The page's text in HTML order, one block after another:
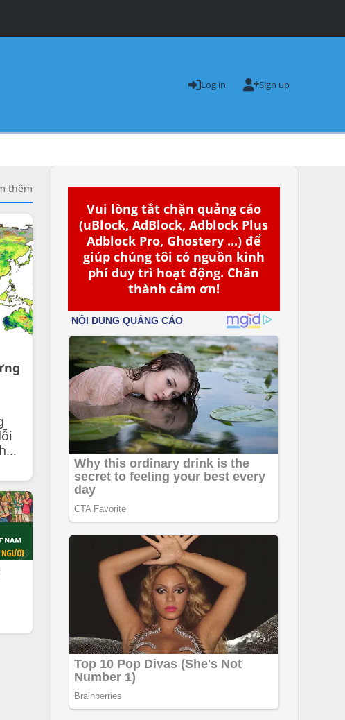
Log in Sign up
Vui lòng tắt chặn quảng cáo
(uBlock, AdBlock, Adblock Plus
Adblock Pro, Ghostery ...) để
giúp chúng tôi có nguồn kinh
phí duy trì hoạt động. Chân
thành cảm ơn!
thêm